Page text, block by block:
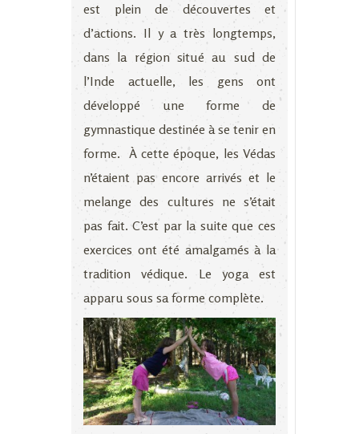
est plein de découvertes et
d’actions. Il y a très longtemps,
dans la région situé au sud de
l’Inde actuelle, les gens ont
développé une forme de
gymnastique destinée à se tenir en
forme. À cette époque, les Védas
n’étaient pas encore arrivés et le
melange des cultures ne s’était
pas fait. C’est par la suite que ces
exercices ont été amalgamés à la
tradition védique. Le yoga est
apparu sous sa forme complète.